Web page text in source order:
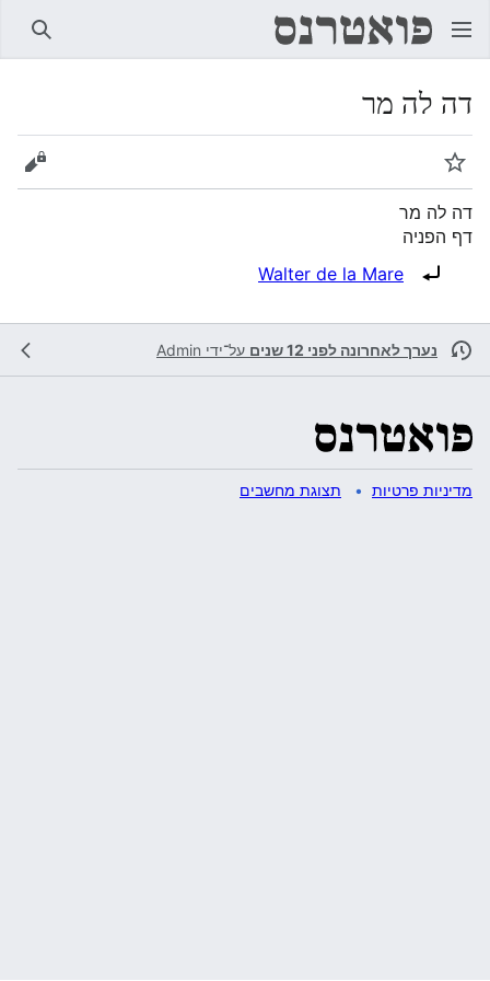
דה לה מר
מעקב
דה לה מר
דף הפניה
הפניה ל:
Walter de la Mare
נערך לאחרונה לפני 12 שנים על־ידי Admin
מדיניות פרטיות תצוגת מחשבים